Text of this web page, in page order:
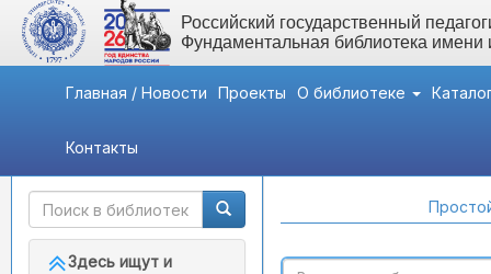
Российский государственный
Фундаментальная библиотека
Главная / Новости Проекты О библиотеке
Контакты
Быстрый доступ
Здесь ищут и